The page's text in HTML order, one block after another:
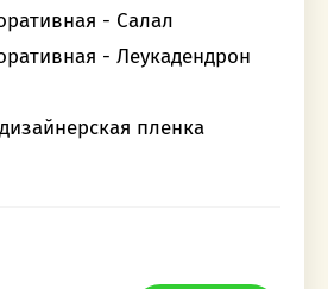
- Салал
- Леукадендрон
пленка